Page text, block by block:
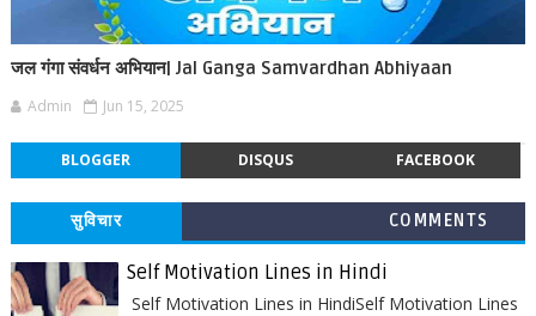
जल गंगा संवर्धन अभियान| Jal Ganga Samvardhan Abhiyaan
Admin Jun 15, 2025
BLOGGER DISQUS FACEBOOK
सुविचार COMMENTS
Self Motivation Lines in Hindi
Self Motivation Lines in HindiSelf Motivation Lines